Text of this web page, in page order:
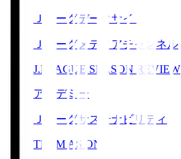
Ｊリーグデータサイト
Ｊリーグメディアチャンネル
J.LEAGUE SEASON REVIEW
アカデミー
Ｊリーグサステナビリティ
TEAM AS ONE